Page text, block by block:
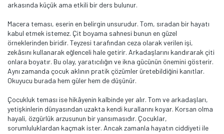
arkasında küçük ama etkili bir ders bulunur.
Macera teması, eserin en belirgin unsurudur. Tom, sıradan bir hayatı
kabul etmek istemez. Çit boyama sahnesi bunun en güzel
örneklerinden biridir. Teyzesi tarafından ceza olarak verilen işi,
zekâsını kullanarak eğlenceli hale getirir. Arkadaşlarını kandırarak çiti
onlara boyatır. Bu olay, yaratıcılığın ve ikna gücünün önemini gösterir.
Aynı zamanda çocuk aklının pratik çözümler üretebildiğini kanıtlar.
Okuyucu burada hem güler hem de düşünür.
Çocukluk teması ise hikâyenin kalbinde yer alır. Tom ve arkadaşları,
yetişkinlerin dünyasından uzakta kendi kurallarını koyar. Korsan olma
hayali, özgürlük arzusunun bir yansımasıdır. Çocuklar,
sorumluluklardan kaçmak ister. Ancak zamanla hayatın ciddiyeti ile